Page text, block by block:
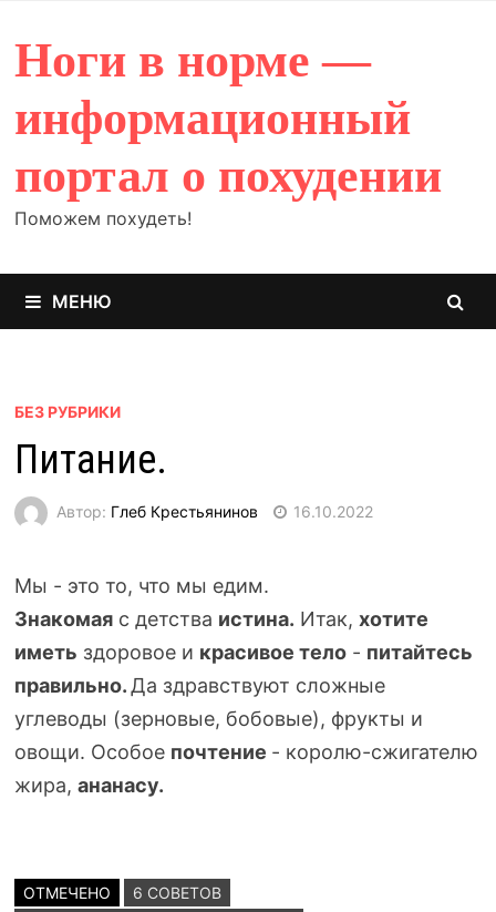
содержимому
Ноги в норме —
информационный
портал о похудении
Поможем похудеть!
МЕНЮ
БЕЗ РУБРИКИ
Питание.
Автор: Глеб Крестьянинов 16.10.2022
Мы - это то, что мы едим.
Знакомаяс детства истина. Итак, хотите
иметь здоровое и красивое тело- питайтесь
правильно.Да здравствуют сложные
углеводы (зерновые, бобовые), фрукты и
овощи. Особое почтение - королю-сжигателю
жира, ананасу.
ОТМЕЧЕНО
6 СОВЕТОВ